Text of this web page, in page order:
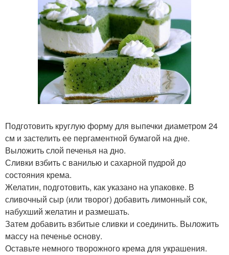
Подготовить круглую форму для выпечки диаметром 24
см и застелить ее пергаментной бумагой на дне.
Выложить слой печенья на дно.
Сливки взбить с ванилью и сахарной пудрой до
состояния крема.
Желатин, подготовить, как указано на упаковке. В
сливочный сыр (или творог) добавить лимонный сок,
набухший желатин и размешать.
Затем добавить взбитые сливки и соединить. Выложить
массу на печенье основу.
Оставьте немного творожного крема для украшения.